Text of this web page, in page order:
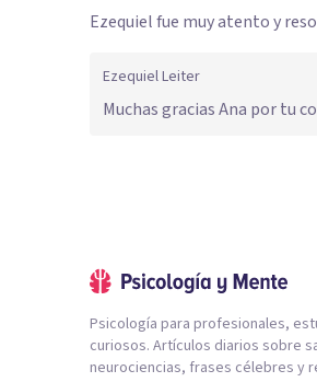
Ezequiel fue muy atento y
Ezequiel Leiter
Muchas gracias Ana por tu
Psicología para profesionales,
curiosos. Artículos diarios sobre
neurociencias, frases célebres y